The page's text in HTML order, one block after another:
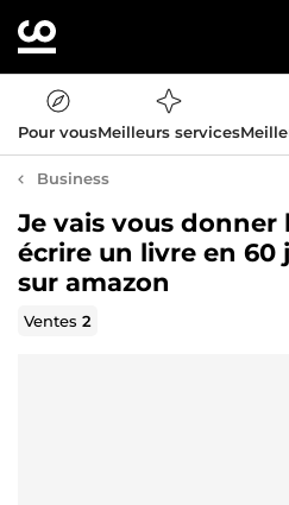
Pour vousMeilleurs services
Business
Je vais vous
écrire un livre en 60
sur amazon
Ventes2